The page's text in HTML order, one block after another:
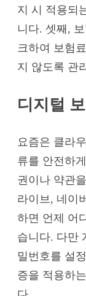
지 시 적용되
니다. 셋째,
크하여 보험
지 않도록 관
디지털
요즘은 클라
류를 안전하
권이나 약관
라이브, 네이
하면 언제 어
습니다. 다만
밀번호를 설
증을 적용하